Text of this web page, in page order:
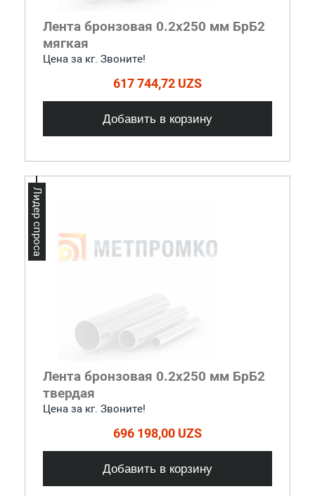
Лента бронзовая 0.2x250 мм БрБ2
мягкая
Цена за кг. Звоните!
617 744,72 UZS
Добавить в корзину
Лента бронзовая 0.2x250 мм БрБ2
твердая
Цена за кг. Звоните!
696 198,00 UZS
Добавить в корзину
Лидер спроса